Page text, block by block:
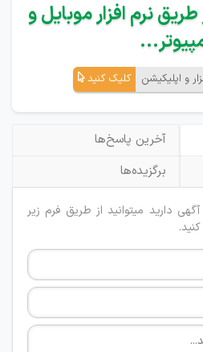
نرم افزار موبایل و
و اپلیکیشن کلیک کنید
آخرین پاسخ‌ها
برگزیده‌ها
دارید میتوانید از طریق فرم زیر